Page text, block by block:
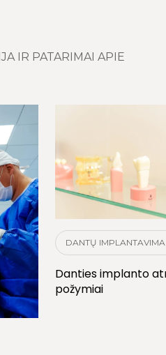
IR PATARIMAI APIE
DANTŲ
Danties implanto
požymiai